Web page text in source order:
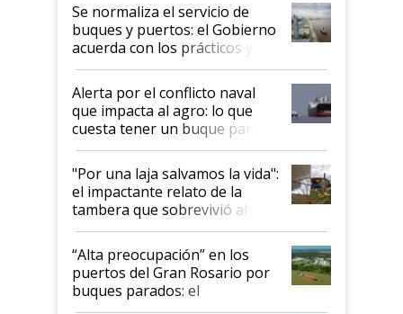
Se normaliza el servicio de
buques y puertos: el Gobierno
acuerda con los prácticos y
suspende el decreto de
desregulación
Alerta por el conflicto naval
que impacta al agro: lo que
cuesta tener un buque parado
y el peligro de que Argentina
pase a ser "país sucio"
"Por una laja salvamos la vida":
el impactante relato de la
tambera que sobrevivió al
tornado
“Alta preocupación” en los
puertos del Gran Rosario por
buques parados: el
funcionamiento de las